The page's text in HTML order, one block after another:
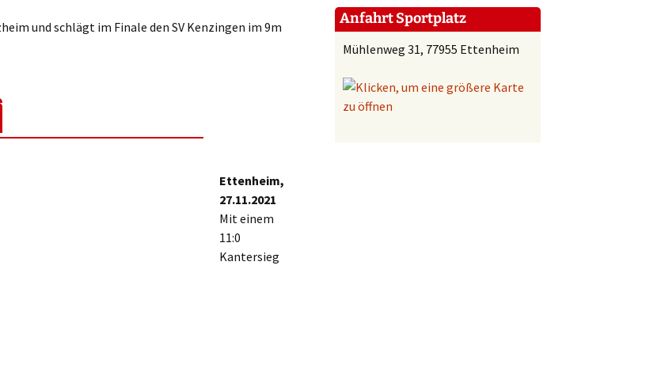
und schlägt im Finale den SV Kenzingen im 9m
Ettenheim,
27.11.2021
Mit einem
11:0
Kantersieg
Anfahrt Sportplatz
Mühlenweg 31, 77955 Ettenheim